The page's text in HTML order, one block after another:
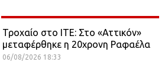
Τροχαίο στο ΙΤΕ: Στο «Αττικόν»
μεταφέρθηκε η 20χρονη Ραφαέλα
06/08/2026 18:33